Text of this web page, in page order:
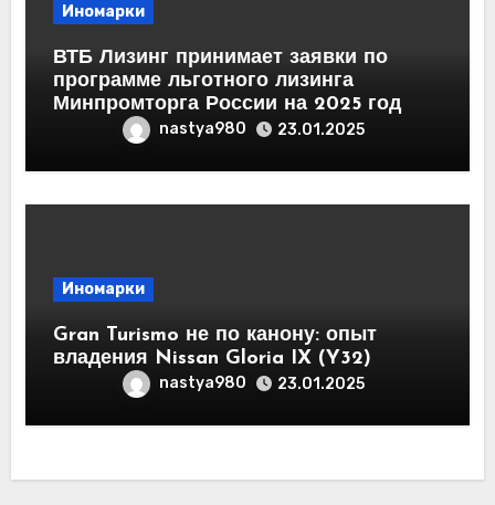
Иномарки
ВТБ Лизинг принимает заявки по
программе льготного лизинга
Минпромторга России на 2025 год
nastya980 23.01.2025
Иномарки
Gran Turismo не по канону: опыт
владения Nissan Gloria IX (Y32)
nastya980 23.01.2025